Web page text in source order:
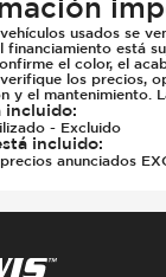
usados se
financiamiento está
el color, el
los precios,
y el mantenimiento.
incluido:
- Excluido
incluido:
anunciados